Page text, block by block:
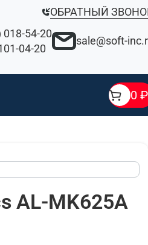
ОБРАТНЫЙ
018-54-20
04-20
sale@soft-
0 ₽
AL-MK625A